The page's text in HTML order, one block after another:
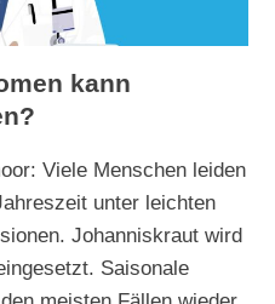
kann
Viele Menschen leiden
unter leichten
Johanniskraut wird
Saisonale